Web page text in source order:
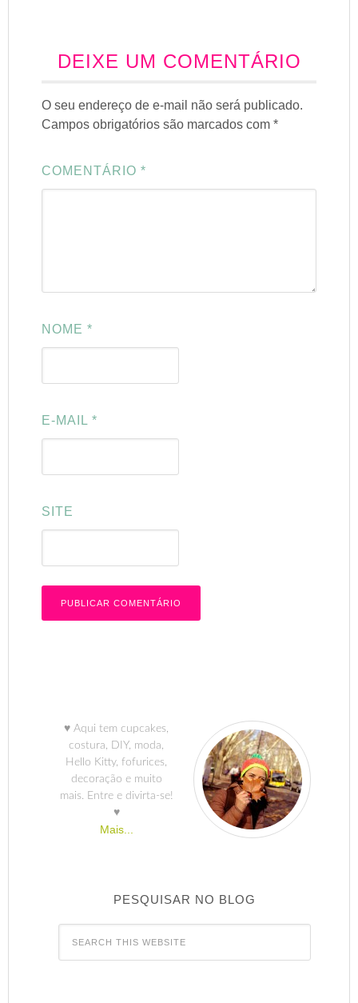
DEIXE UM COMENTÁRIO
O seu endereço de e-mail não será publicado.
Campos obrigatórios são marcados com*
COMENTÁRIO*
NOME*
E-MAIL*
SITE
♥ Aqui tem cupcakes,
costura, DIY, moda,
Hello Kitty, fofurices,
decoração e muito
mais. Entre e divirta-se!
♥
Mais...
PESQUISAR NO BLOG